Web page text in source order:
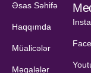
Əsas Səhifə
Haqqımda
Müalicələr
Məqalələr